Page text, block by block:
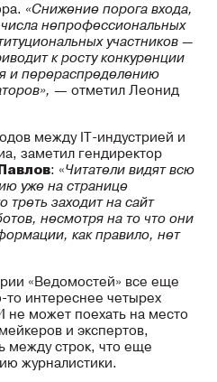
«Снижение порога входа,
непрофессиональных
участников —
к росту конкуренции
и перераспределению
— отметил Леонид
между IT-индустрией и
заметил гендиректор
: «Читатели видят всю
уже на странице
треть заходит на сайт
несмотря на то что они
как правило, нет
«Ведомостей» все еще
то интереснее четырех
не может поехать на место
и экспертов,
между строк, что еще
журналистики.